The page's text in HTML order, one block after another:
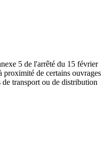
5 de l'arrêté du 15 février
de certains ouvrages
de transport ou de distribution